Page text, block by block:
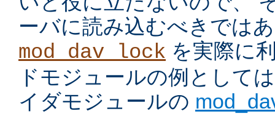
ーバに読み込むべきでは
mod_dav_lock を実際に
ドモジュールの例として
イダモジュールの